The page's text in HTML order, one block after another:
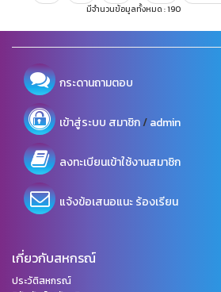
มีจำนวนข้อมูลทั้งหมด : 190
กระดานถามตอบ
เข้าสู่ระบบ สมาชิก/admin
ลงทะเบียนเข้าใช้งานสมาชิก
แจ้งข้อเสนอแนะ ร้องเรียน
เกี่ยวกับสหกรณ์
ประวัติสหกรณ์